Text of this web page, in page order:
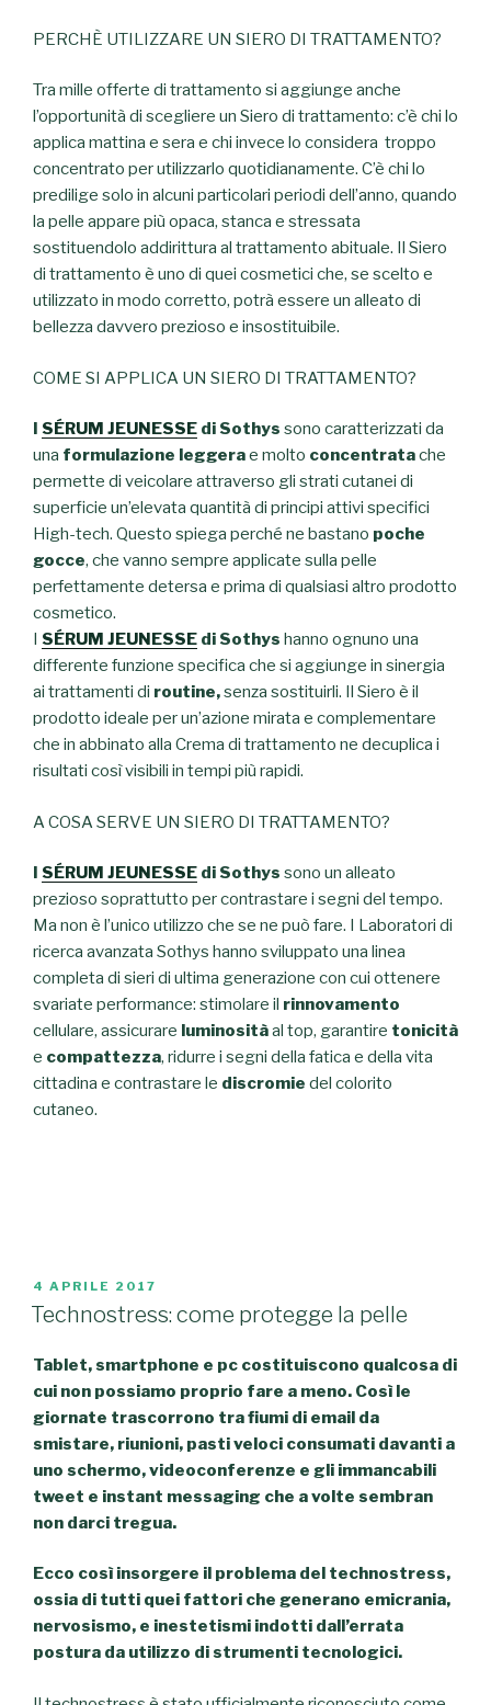
PERCHÈ UTILIZZARE UN SIERO DI TRATTAMENTO?
Tra mille offerte di trattamento si aggiunge anche
l’opportunità di scegliere un Siero di trattamento: c’è chi lo
applica mattina e sera e chi invece lo considera troppo
concentrato per utilizzarlo quotidianamente. C’è chi lo
predilige solo in alcuni particolari periodi dell’anno, quando
la pelle appare più opaca, stanca e stressata
sostituendolo addirittura al trattamento abituale. Il Siero
di trattamento è uno di quei cosmetici che, se scelto e
utilizzato in modo corretto, potrà essere un alleato di
bellezza davvero prezioso e insostituibile.
COME SI APPLICA UN SIERO DI TRATTAMENTO?
I SÉRUM JEUNESSE di Sothys sono caratterizzati da
una formulazione leggerae molto concentratache
permette di veicolare attraverso gli strati cutanei di
superficie un’elevata quantità di principi attivi specifici
High-tech. Questo spiega perché ne bastano poche
gocce, che vanno sempre applicate sulla pelle
perfettamente detersa e prima di qualsiasi altro prodotto
cosmetico.
I SÉRUM JEUNESSE di Sothys hanno ognuno una
differente funzione specifica che si aggiunge in sinergia
ai trattamenti di routine,senza sostituirli. Il Siero è il
prodotto ideale per un’azione mirata e complementare
che in abbinato alla Crema di trattamento ne decuplica i
risultati così visibili in tempi più rapidi.
A COSA SERVE UN SIERO DI TRATTAMENTO?
I SÉRUM JEUNESSE di Sothys sono un alleato
prezioso soprattutto per contrastare i segni del tempo.
Ma non è l’unico utilizzo che se ne può fare. I Laboratori di
ricerca avanzata Sothys hanno sviluppato una linea
completa di sieri di ultima generazione con cui ottenere
svariate performance: stimolare il rinnovamento
cellulare, assicurare luminositàal top, garantire tonicità
e compattezza, ridurre i segni della fatica e della vita
cittadina e contrastare le discromie del colorito
cutaneo.
PUBBLICATO
IL
4 APRILE 2017
Technostress: come protegge la pelle
Tablet, smartphone e pc costituiscono qualcosa di
cui non possiamo proprio fare a meno. Così le
giornate trascorrono tra fiumi di email da
smistare, riunioni, pasti veloci consumati davanti a
uno schermo, videoconferenze e gli immancabili
tweet e instant messaging che a volte sembran
non darci tregua.
Ecco così insorgere il problema del technostress,
ossia di tutti quei fattori che generano emicrania,
nervosismo, e inestetismi indotti dall’errata
postura da utilizzo di strumenti tecnologici.